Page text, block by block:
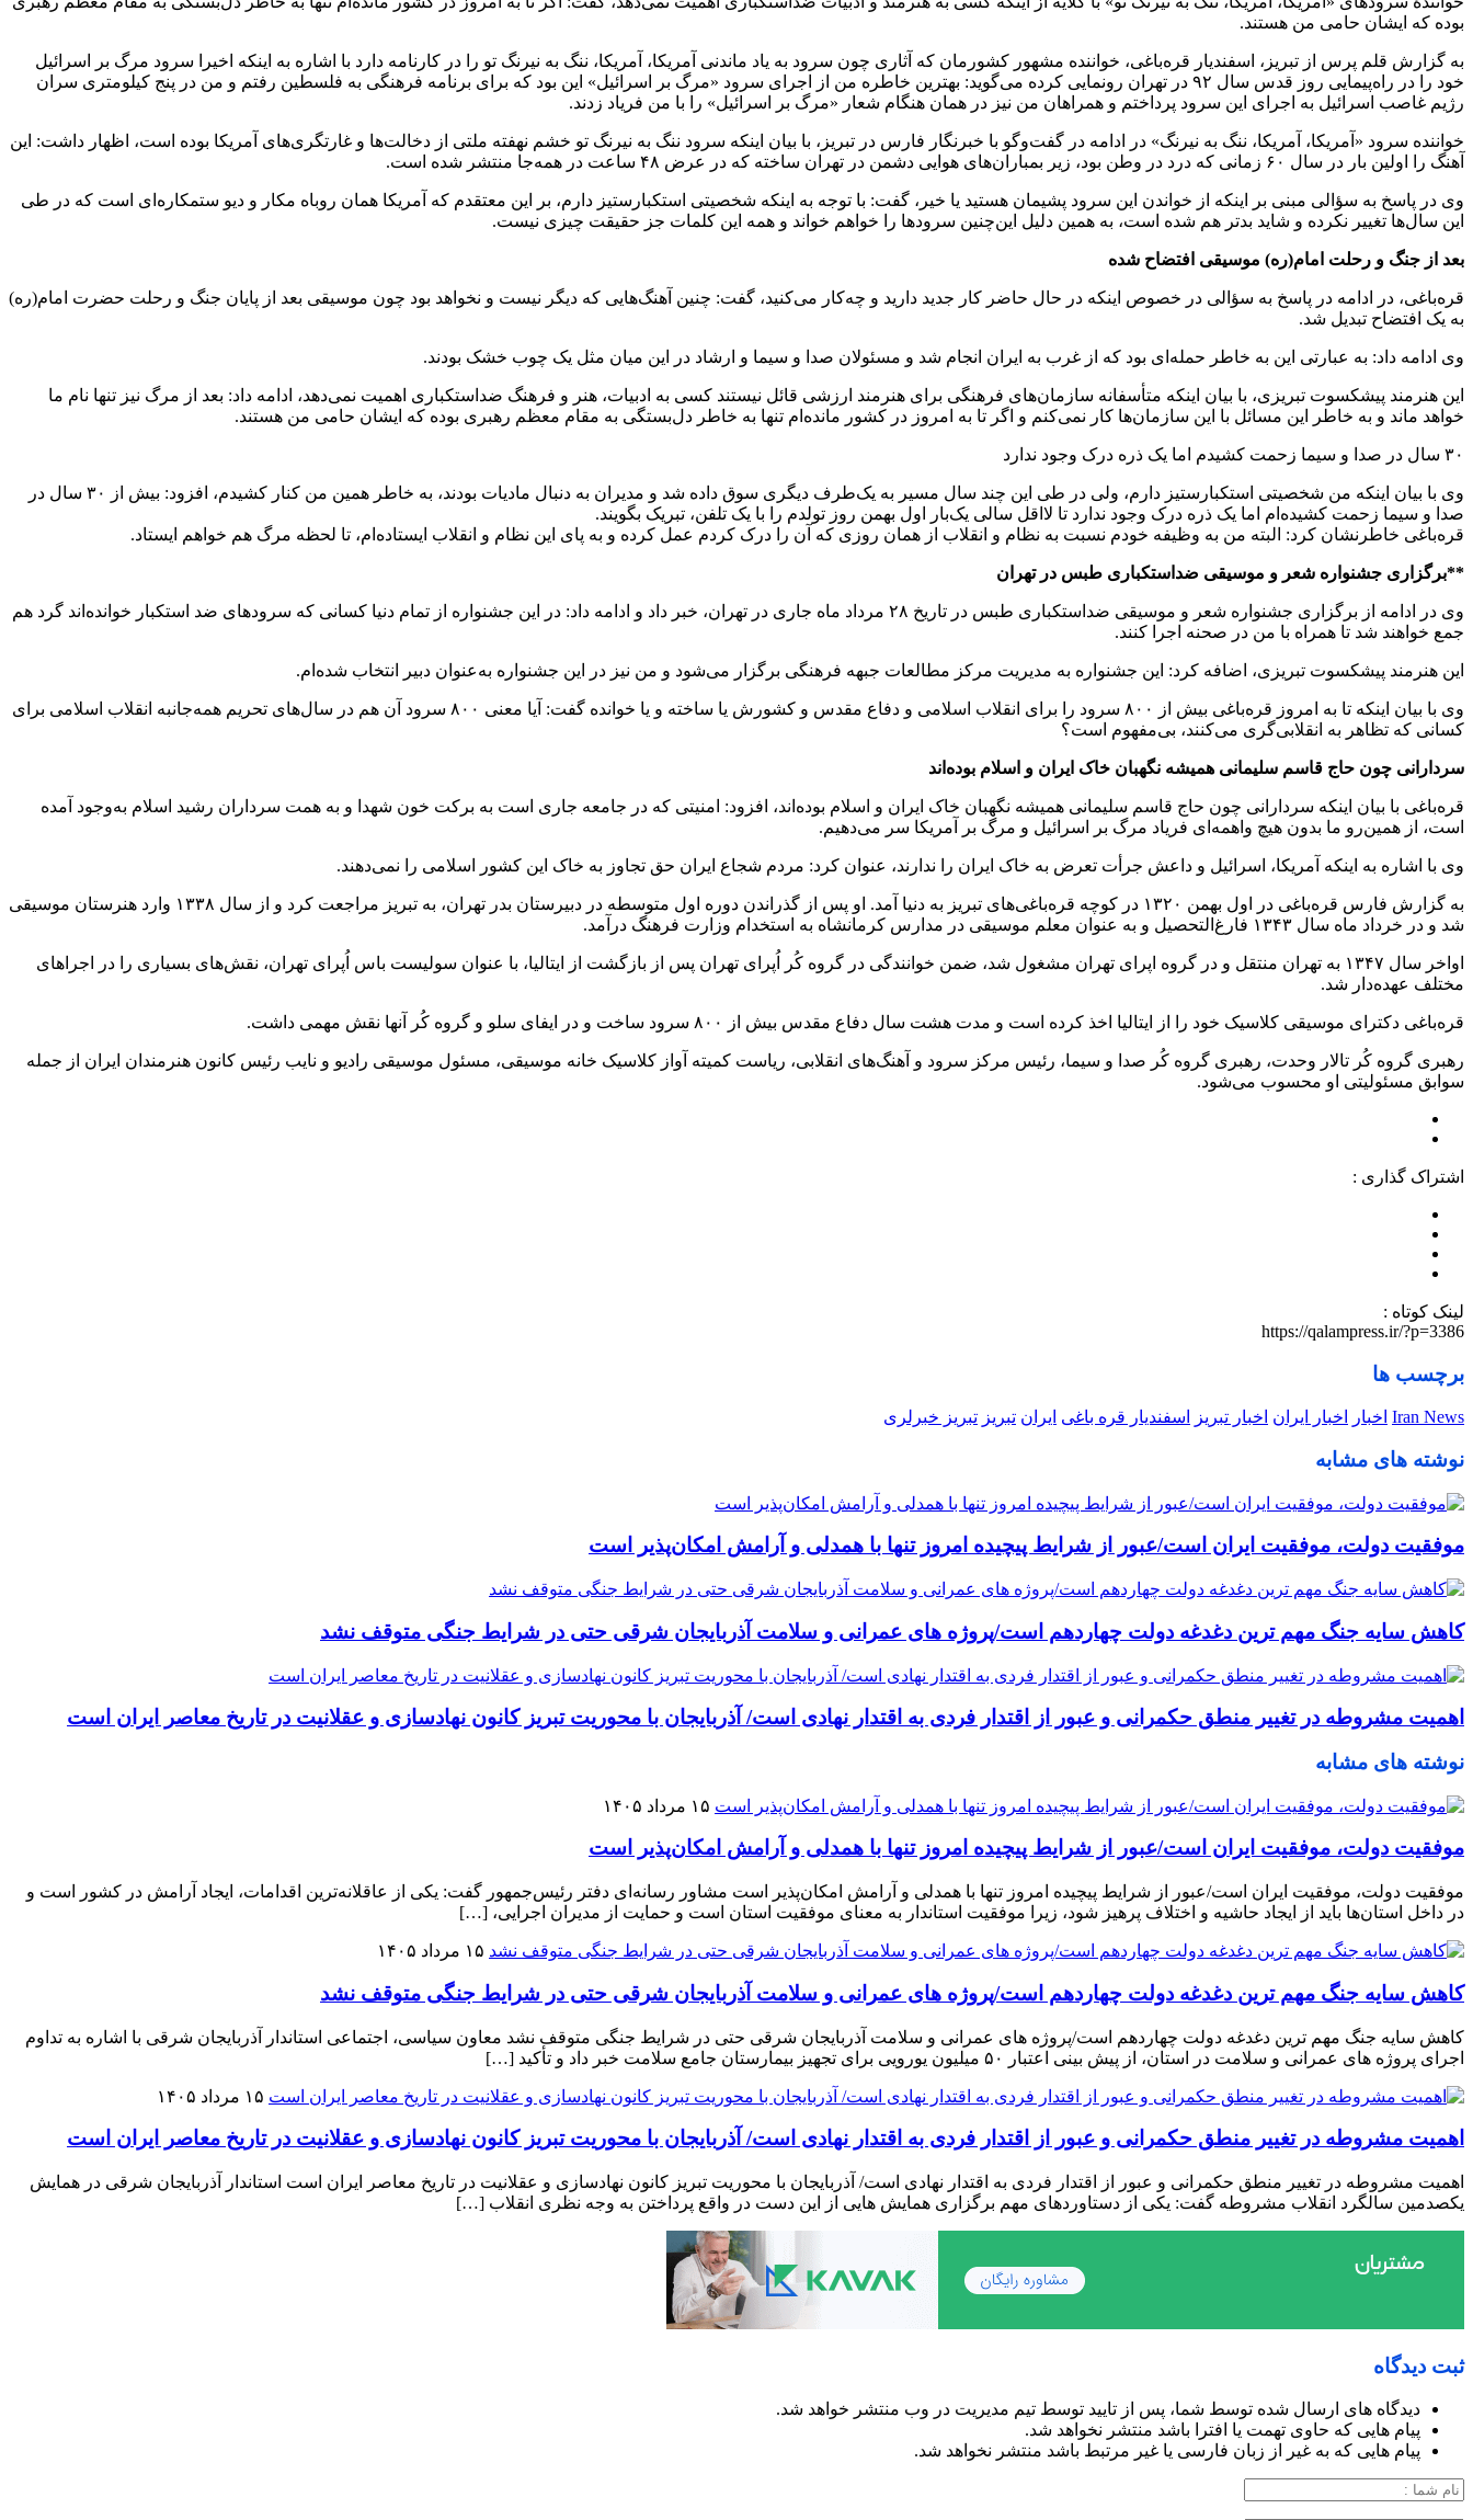
بوده که ایشان حامی من هستند.
به گزارش قلم پرس از تبریز، اسفندیار قره‌باغی، خواننده مشهور کشورمان که آثاری چون سرود به یاد ماندنی آمریکا، آمریکا، ننگ به نیرنگ تو را در کارنامه دارد با اشاره به اینکه اخیرا سرود مرگ بر اسرائیل
خود را در راه‌پیمایی روز قدس سال ۹۲ در تهران رونمایی کرده می‌گوید: بهترین خاطره من از اجرای سرود «مرگ بر اسرائیل» این بود که برای برنامه فرهنگی به فلسطین رفتم و من در پنج کیلومتری سران
رژیم غاصب اسرائیل به اجرای این سرود پرداختم و همراهان من نیز در همان هنگام شعار «مرگ بر اسرائیل» را با من فریاد زدند.
خواننده سرود «آمریکا، آمریکا، ننگ به نیرنگ» در ادامه در گفت‌وگو با خبرنگار فارس در تبریز، با بیان اینکه سرود ننگ به نیرنگ تو خشم نهفته ملتی از دخالت‌ها و غارتگری‌های آمریکا بوده است، اظهار داشت: این
آهنگ را اولین بار در سال ۶۰ زمانی که درد در وطن بود، زیر بمباران‌های هوایی دشمن در تهران ساخته که در عرض ۴۸ ساعت در همه‌جا منتشر شده است.
وی در پاسخ به سؤالی مبنی بر اینکه از خواندن این سرود پشیمان هستید یا خیر، گفت: با توجه به اینکه شخصیتی استکبارستیز دارم، بر این معتقدم که آمریکا همان روباه مکار و دیو ستمکاره‌ای است که در طی
این سال‌ها تغییر نکرده و شاید بدتر هم شده است، به همین دلیل این‌چنین سرودها را خواهم خواند و همه این کلمات جز حقیقت چیزی نیست.
بعد از جنگ و رحلت امام(ره) موسیقی افتضاح شده
قره‌باغی، در ادامه در پاسخ به سؤالی در خصوص اینکه در حال حاضر کار جدید دارید و چه‌کار می‌کنید، گفت: چنین آهنگ‌هایی که دیگر نیست و نخواهد بود چون موسیقی بعد از پایان جنگ و رحلت حضرت امام(ره)
به یک افتضاح تبدیل شد.
وی ادامه داد: به عبارتی این به خاطر حمله‌ای بود که از غرب به ایران انجام شد و مسئولان صدا و سیما و ارشاد در این میان مثل یک چوب خشک بودند.
این هنرمند پیشکسوت تبریزی، با بیان اینکه متأسفانه سازمان‌های فرهنگی برای هنرمند ارزشی قائل نیستند کسی به ادبیات، هنر و فرهنگ ضداستکباری اهمیت نمی‌دهد، ادامه داد: بعد از مرگ نیز تنها نام ما
خواهد ماند و به خاطر این مسائل با این سازمان‌ها کار نمی‌کنم و اگر تا به امروز در کشور مانده‌ام تنها به خاطر دل‌بستگی به مقام معظم رهبری بوده که ایشان حامی من هستند.
۳۰ سال در صدا و سیما زحمت‌ کشیدم اما یک‌ ذره درک وجود ندارد
وی با بیان اینکه من شخصیتی استکبارستیز دارم، ولی در طی این چند سال مسیر به یک‌طرف دیگری سوق داده شد و مدیران به دنبال مادیات بودند، به خاطر همین من کنار کشیدم، افزود: بیش از ۳۰ سال در
صدا و سیما زحمت‌ کشیده‌ام اما یک‌ ذره درک وجود ندارد تا لااقل سالی یک‌بار اول بهمن روز تولدم را با یک تلفن، تبریک بگویند.
قره‌باغی خاطرنشان کرد: البته من به وظیفه خودم نسبت به‌ نظام و انقلاب از همان روزی که آن را درک کردم عمل کرده‌ و به‌ پای این نظام و انقلاب ایستاده‌ام، تا لحظه مرگ هم خواهم ایستاد.
**برگزاری جشنواره شعر و موسیقی ضداستکباری طبس در تهران
وی در ادامه از برگزاری جشنواره شعر و موسیقی ضداستکباری طبس در تاریخ ۲۸ مرداد ماه جاری در تهران، خبر داد و ادامه داد: در این جشنواره از تمام دنیا کسانی که سرودهای ضد استکبار خوانده‌اند گرد هم
جمع خواهند شد تا همراه با من در صحنه اجرا کنند.
این هنرمند پیشکسوت تبریزی، اضافه کرد: این جشنواره به مدیریت مرکز مطالعات جبهه فرهنگی برگزار می‌شود و من نیز در این جشنواره به‌عنوان دبیر انتخاب‌ شده‌ام.
وی با بیان اینکه تا به امروز قره‌باغی بیش از ۸۰۰ سرود را برای انقلاب اسلامی و دفاع مقدس و کشورش یا ساخته و یا خوانده گفت: آیا معنی ۸۰۰ سرود آن هم در سال‌های تحریم همه‌جانبه انقلاب اسلامی برای
کسانی که تظاهر به انقلابی‌گری می‌کنند، بی‌مفهوم است؟
سردارانی چون حاج قاسم سلیمانی همیشه نگهبان خاک ایران و اسلام بوده‌اند
قره‌باغی با بیان اینکه سردارانی چون حاج قاسم سلیمانی همیشه نگهبان خاک ایران و اسلام بوده‌اند، افزود: امنیتی که در جامعه جاری است به برکت خون شهدا و به همت سرداران رشید اسلام به‌وجود آمده
است، از همین‌رو ما بدون هیچ واهمه‌ای فریاد مرگ بر اسرائیل و مرگ بر آمریکا سر می‌دهیم.
وی با اشاره به اینکه آمریکا، اسرائیل و داعش جرأت تعرض به خاک ایران را ندارند، عنوان کرد: مردم شجاع ایران حق تجاوز به خاک این کشور اسلامی را نمی‌دهند.
به گزارش فارس قره‌باغی در اول بهمن ۱۳۲۰ در کوچه قره‌باغی‌های تبریز به دنیا آمد. او پس از گذراندن دوره اول متوسطه در دبیرستان بدر تهران، به تبریز مراجعت کرد و از سال ۱۳۳۸ وارد هنرستان موسیقی
شد و در خرداد ماه سال ۱۳۴۳ فارغ‌التحصیل و به عنوان معلم موسیقی در مدارس کرمانشاه به استخدام وزارت فرهنگ درآمد.
اواخر سال ۱۳۴۷ به تهران منتقل و در گروه اپرای تهران مشغول شد، ضمن خوانندگی در گروه کُر اُپرای تهران پس از بازگشت از ایتالیا، با عنوان سولیست باس اُپرای تهران، نقش‌های بسیاری را در اجراهای
مختلف عهده‌دار شد.
قره‌باغی دکترای موسیقی کلاسیک خود را از ایتالیا اخذ کرده ‌است و مدت هشت سال دفاع مقدس بیش از ۸۰۰ سرود ساخت و در ایفای سلو و گروه کُر آنها نقش مهمی داشت.
رهبری گروه کُر تالار وحدت، رهبری گروه کُر صدا و سیما، رئیس مرکز سرود و آهنگ‌های انقلابی، ریاست کمیته آواز کلاسیک خانه موسیقی، مسئول موسیقی رادیو و نایب رئیس کانون هنرمندان ایران از جمله
سوابق مسئولیتی او محسوب می‌شود.
اشتراک گذاری :
لینک کوتاه :
https://qalampress.ir/?p=3386
برچسب ها
Iran News اخبار اخبار ایران اخبار تبریز اسفندیار قره باغی ایران تبریز تبریز خبرلری
نوشته های مشابه
موفقیت دولت، موفقیت ایران است/عبور از شرایط پیچیده امروز تنها با همدلی و آرامش امکان‌پذیر است
کاهش سایه جنگ مهم ‌ترین دغدغه دولت چهاردهم است/پروژه ‌های عمرانی و سلامت آذربایجان شرقی حتی در شرایط جنگی متوقف نشد
اهمیت مشروطه در تغییر منطق حکمرانی و عبور از اقتدار فردی به اقتدار نهادی است/ آذربایجان با محوریت تبریز کانون نهادسازی و عقلانیت در تاریخ معاصر ایران است
نوشته های مشابه
۱۵ مرداد ۱۴۰۵
موفقیت دولت، موفقیت ایران است/عبور از شرایط پیچیده امروز تنها با همدلی و آرامش امکان‌پذیر است
موفقیت دولت، موفقیت ایران است/عبور از شرایط پیچیده امروز تنها با همدلی و آرامش امکان‌پذیر است مشاور رسانه‌ای دفتر رئیس‌جمهور گفت: یکی از عاقلانه‌ترین اقدامات، ایجاد آرامش در کشور است و
در داخل استان‌ها باید از ایجاد حاشیه و اختلاف پرهیز شود، زیرا موفقیت استاندار به معنای موفقیت استان است و حمایت از مدیران اجرایی، […]
۱۵ مرداد ۱۴۰۵
کاهش سایه جنگ مهم ‌ترین دغدغه دولت چهاردهم است/پروژه ‌های عمرانی و سلامت آذربایجان شرقی حتی در شرایط جنگی متوقف نشد
کاهش سایه جنگ مهم ‌ترین دغدغه دولت چهاردهم است/پروژه ‌های عمرانی و سلامت آذربایجان شرقی حتی در شرایط جنگی متوقف نشد معاون سیاسی، اجتماعی استاندار آذربایجان شرقی با اشاره به تداوم
اجرای پروژه ‌های عمرانی و سلامت در استان، از پیش ‌بینی اعتبار ۵۰ میلیون یورویی برای تجهیز بیمارستان جامع سلامت خبر داد و تأکید […]
۱۵ مرداد ۱۴۰۵
اهمیت مشروطه در تغییر منطق حکمرانی و عبور از اقتدار فردی به اقتدار نهادی است/ آذربایجان با محوریت تبریز کانون نهادسازی و عقلانیت در تاریخ معاصر ایران است
اهمیت مشروطه در تغییر منطق حکمرانی و عبور از اقتدار فردی به اقتدار نهادی است/ آذربایجان با محوریت تبریز کانون نهادسازی و عقلانیت در تاریخ معاصر ایران است استاندار آذربایجان شرقی در همایش
یکصدمین سالگرد انقلاب مشروطه گفت: یکی از دستاوردهای مهم برگزاری همایش هایی از این دست در واقع پرداختن به وجه نظری انقلاب […]
ثبت دیدگاه
دیدگاه های ارسال شده توسط شما، پس از تایید توسط تیم مدیریت در وب منتشر خواهد شد.
پیام هایی که حاوی تهمت یا افترا باشد منتشر نخواهد شد.
پیام هایی که به غیر از زبان فارسی یا غیر مرتبط باشد منتشر نخواهد شد.